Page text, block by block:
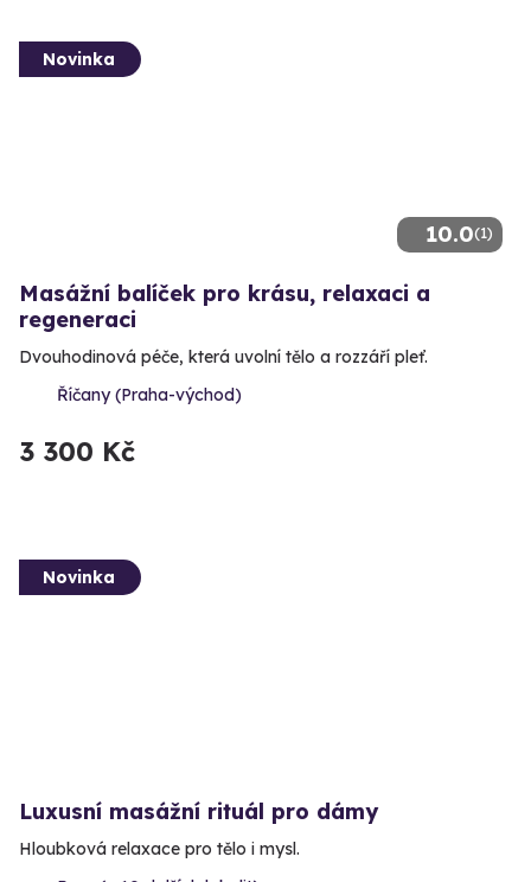
10.0(1)
Novinka
Masážní balíček pro krásu, relaxaci a
regeneraci
Dvouhodinová péče, která uvolní tělo a rozzáří pleť.
Říčany (Praha-východ)
3 300 Kč
Novinka
Luxusní masážní rituál pro dámy
Hloubková relaxace pro tělo i mysl.